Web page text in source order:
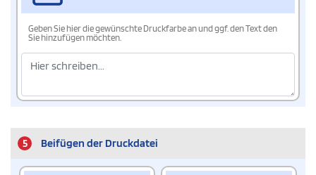
Geben Sie hier die gewünschte Druckfarbe an und ggf. den Text den
Sie hinzufügen möchten.
5 Beifügen der Druckdatei